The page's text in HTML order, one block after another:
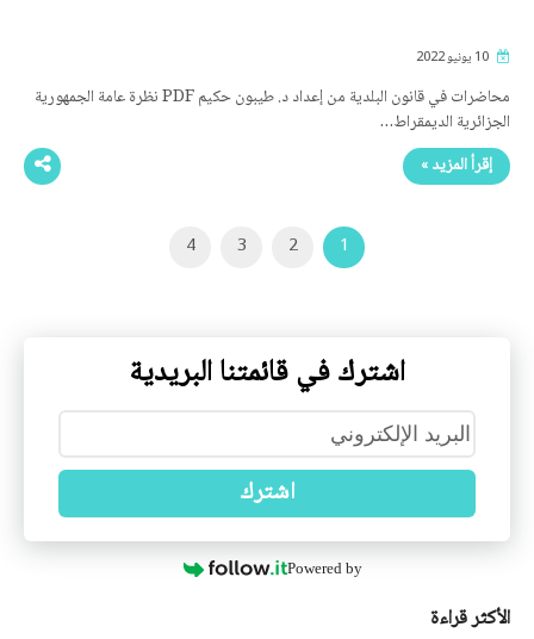
محاضرات في قانون البلدية من إعداد د. طيبون حكيم PDF نظرة عامة الجمهورية
الجزائرية الديمقراط…
إقرأ المزيد »
1
2
3
4
اشترك في قائمتنا البريدية
اشترك
Powered by
الأكثر قراءة